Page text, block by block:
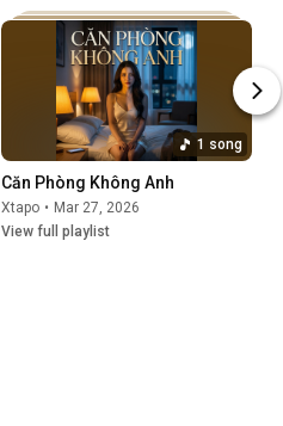
1 song
Căn Phòng Không Anh
Xtapo • Mar 27, 2026
View full playlist